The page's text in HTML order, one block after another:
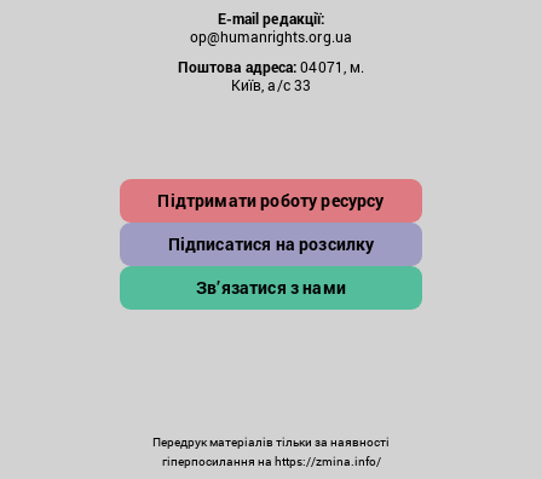
E-mail редакції:
op@humanrights.org.ua
Поштова адреса:04071, м.
Київ, а/с 33
Підтримати роботу ресурсу
Підписатися на розсилку
Зв’язатися з нами
Передрук матеріалів тільки за наявності
гіперпосилання на https://zmina.info/